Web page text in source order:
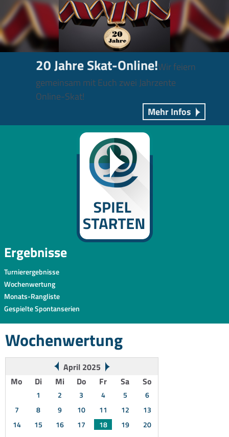
20 Jahre Skat-Online!Wir feiern
gemeinsam mit Euch zwei Jahrzente
Online-Skat!
Mehr Infos
Ergebnisse
Turnierergebnisse
Wochenwertung
Monats-Rangliste
Gespielte Spontanserien
Wochenwertung
April 2025
Mo
Di Mi Do Fr Sa So
1 2 3 4 5
6
7
8 9 10 11 12
13
14
15 16 17 18 19
20